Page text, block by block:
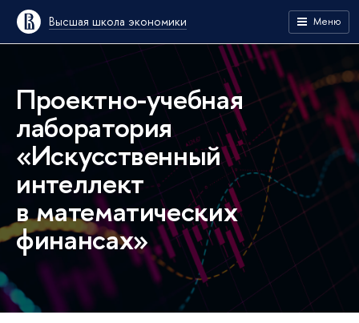
Высшая школа экономики Меню
Проектно-учебная
лаборатория
«Искусственный
интеллект
в математических
финансах»